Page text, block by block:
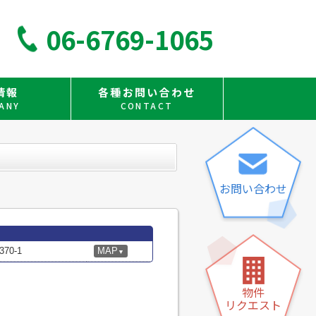
06-6769-1065
報 各種お問い合わせ
CONTACT
1 MAP ▼
お問い合わせ
物件
リクエスト